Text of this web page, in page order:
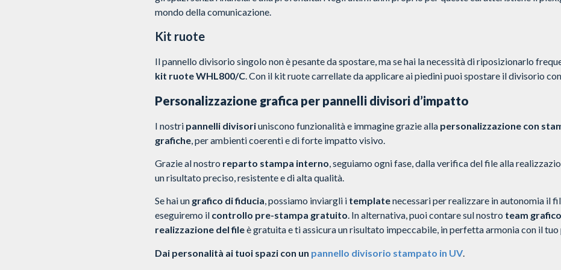
mondo della comunicazione.
Kit ruote
Il pannello divisorio singolo non è pesante da spostare, ma se hai la necessità di riposizionarlo
kit ruote WHL800/C. Con il kit ruote carrellate da applicare ai piedini puoi spostare il divisorio
Personalizzazione grafica per pannelli divisori d’impatto
I nostri pannelli divisoriuniscono funzionalità e immagine grazie alla personalizzazione con
grafiche, per ambienti coerenti e di forte impatto visivo.
Grazie al nostro reparto stampa interno, seguiamo ogni fase, dalla verifica del file alla
un risultato preciso, resistente e di alta qualità.
Se hai un grafico di fiducia, possiamo inviargli i templatenecessari per realizzare in autonomia il
eseguiremo il controllo pre-stampa gratuito. In alternativa, puoi contare sul nostro team
realizzazione del fileè gratuita e ti assicura un risultato impeccabile, in perfetta armonia con il
Dai personalità ai tuoi spazi con un pannello divisorio stampato in UV.